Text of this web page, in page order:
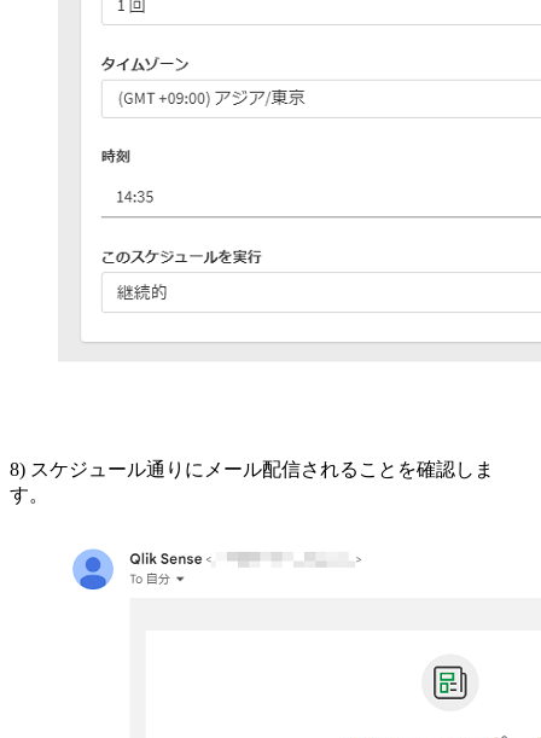
8) スケジュール通りにメール配信されることを確認しま
す。